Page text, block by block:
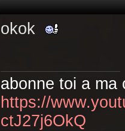
okok
abonne toi a ma
https://
ctJ27j6OkQ